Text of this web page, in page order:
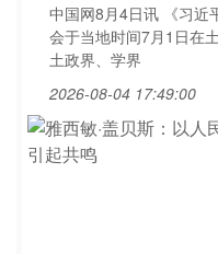
中国网8月4日讯 《习近
会于当地时间7月1日在
土政界、学界
2026-08-04 17:49:00